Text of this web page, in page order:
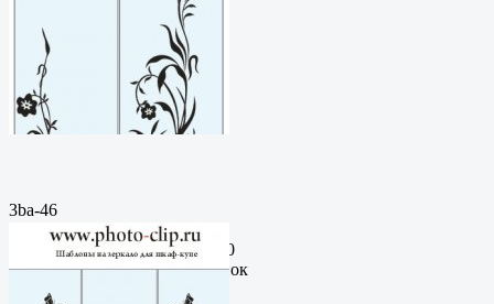
3ba-46
Пескоструйный
рисунокФормат: cdrЦена: 200
руб.Метки: векторный рисунок